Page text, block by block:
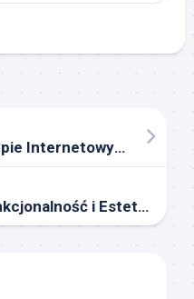
Nowości w Anekke Sklepie Internetowym: Sprawdź Ostatnie Trendy
Torebka Anekke: Funkcjonalność i Estetyka